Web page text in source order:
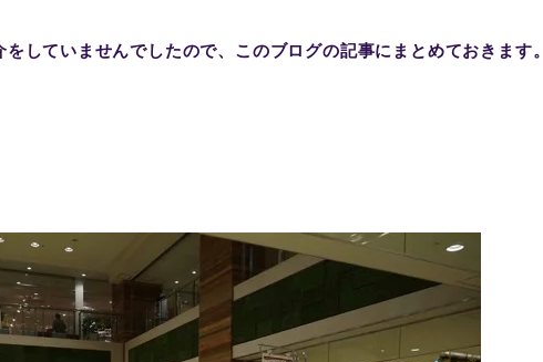
していませんでしたので、このブログの記事にまとめておきます。